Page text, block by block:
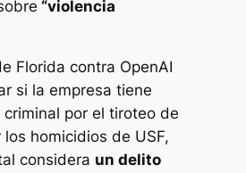
“violencia
Florida contra OpenAI
si la empresa tiene
por el tiroteo de
los homicidios de USF,
considera un delito